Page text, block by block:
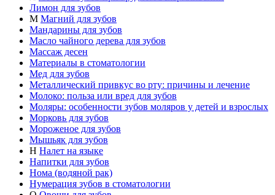
Лимон для зубов
М Магний для зубов
Мандарины для зубов
Масло чайного дерева для зубов
Массаж десен
Материалы в стоматологии
Мед для зубов
Металлический привкус во рту: причины и лечение
Молоко: польза или вред для зубов
Моляры: особенности зубов моляров у детей и взрослых
Морковь для зубов
Мороженое для зубов
Мышьяк для зубов
Н Налет на языке
Напитки для зубов
Нома (водяной рак)
Нумерация зубов в стоматологии